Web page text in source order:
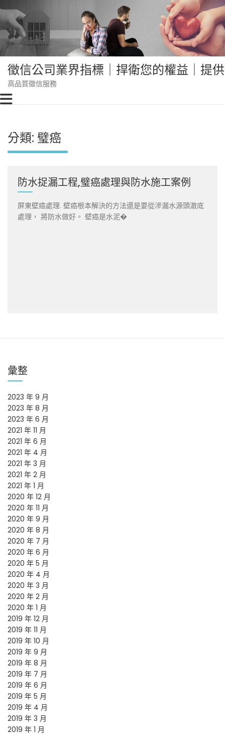
to
content
徵信公司業界指標｜捍衛您的權益｜提
高品質徵信服務
分類: 璧癌
防水捉漏工程,璧癌處理與防水施工案例
屏東壁癌處理. 壁癌根本解決的方法還是要從滲漏水源頭澈底
處理， 將防水做好。 壁癌是水泥�
彙整
2023 年 9 月
2023 年 8 月
2023 年 6 月
2021 年 11 月
2021 年 6 月
2021 年 4 月
2021 年 3 月
2021 年 2 月
2021 年 1 月
2020 年 12 月
2020 年 11 月
2020 年 9 月
2020 年 8 月
2020 年 7 月
2020 年 6 月
2020 年 5 月
2020 年 4 月
2020 年 3 月
2020 年 2 月
2020 年 1 月
2019 年 12 月
2019 年 11 月
2019 年 10 月
2019 年 9 月
2019 年 8 月
2019 年 7 月
2019 年 6 月
2019 年 5 月
2019 年 4 月
2019 年 3 月
2019 年 1 月